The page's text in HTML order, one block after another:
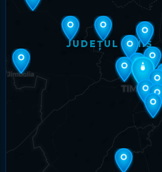
JUDEȚUL TIMIȘ